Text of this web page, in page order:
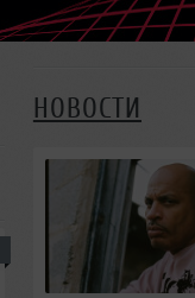
НОВОСТИ